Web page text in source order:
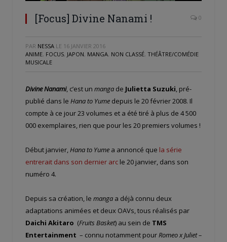
[Focus] Divine Nanami ! 0
PAR NESSA LE 16 JANVIER 2016
ANIME, FOCUS, JAPON, MANGA, NON CLASSÉ, THÉÂTRE/COMÉDIE
MUSICALE
Divine Nanami, c’est un manga de Julietta Suzuki, pré-
publié dans le Hana to Yume depuis le 20 février 2008. Il
compte à ce jour 23 volumes et a été tiré à plus de 4 500
000 exemplaires, rien que pour les 20 premiers volumes !
Début janvier,Hana to Yume a annoncé que la série
entrerait dans son dernier arc le 20 janvier, dans son
numéro 4.
Depuis sa création, le manga a déjà connu deux
adaptations animées et deux OAVs, tous réalisés par
Daichi Akitaro (Fruits Basket) au sein de TMS
Entertainment – connu notamment pourRomeo x Juliet–